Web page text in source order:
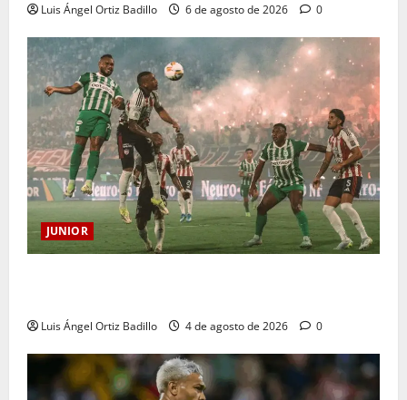
Luis Ángel Ortiz Badillo 6 de agosto de 2026 0
JUNIOR
Luis Ángel Ortiz Badillo 4 de agosto de 2026 0